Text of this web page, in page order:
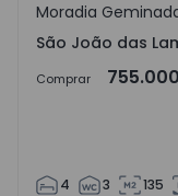
São João das
Moradia
São João das
Comprar
4 3 135